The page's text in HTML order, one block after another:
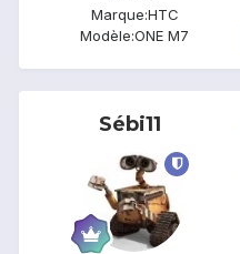
Marque:HTC
Modèle:ONE M7
Sébi11